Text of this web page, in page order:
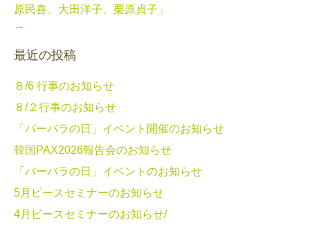
原民喜、大田洋子、栗原貞子」
→
最近の投稿
８/6 行事のお知らせ
８/２行事のお知らせ
「バーバラの日」イベント開催のお知らせ
韓国PAX2026報告会のお知らせ
「バーバラの日」イベントのお知らせ
5月ピースセミナーのお知らせ
4月ピースセミナーのお知らせ/